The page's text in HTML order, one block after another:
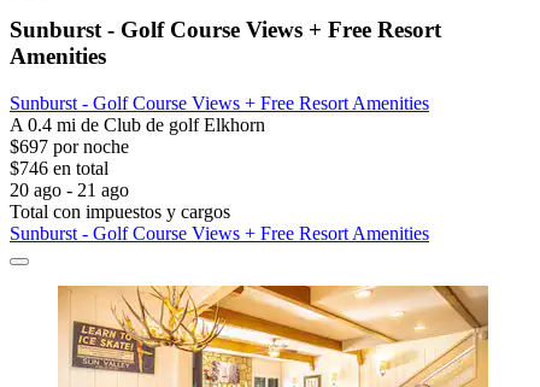
Sunburst - Golf Course Views + Free Resort
Amenities
Sunburst - Golf Course Views + Free Resort Amenities
A 0.4 mi de Club de golf Elkhorn
$697 por noche
$746 en total
20 ago - 21 ago
Total con impuestos y cargos
Sunburst - Golf Course Views + Free Resort Amenities